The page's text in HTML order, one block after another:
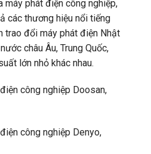
máy phát điện công nghiệp,
các thương hiệu nổi tiếng
trao đổi máy phát điện Nhật
châu Âu, Trung Quốc,
lớn nhỏ khác nhau.
công nghiệp Doosan,
công nghiệp Denyo,